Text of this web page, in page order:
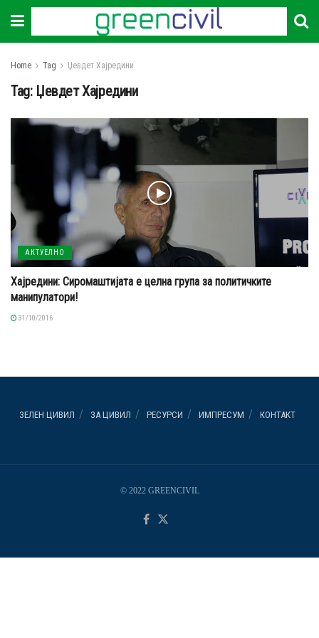
Home Tag Џевдет Хајредини
Tag: Џевдет Хајредини
АКТУЕЛНО
Хајредини: Сиромаштијата е целна група за политичките
манипулатори!
31/10/2016
ЗЕЛЕН ЦИВИЛ ЗА ЦИВИЛ РЕСУРСИ ИМПРЕСУМ КОНТАКТ
© 2022 GREENCIVIL